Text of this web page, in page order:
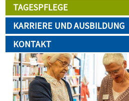
TAGESPFLEGE
KARRIERE UND AUSBILDUNG
KONTAKT
Image